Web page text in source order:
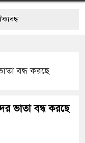
বন্ধ করছে
ভাতা বন্ধ করছে